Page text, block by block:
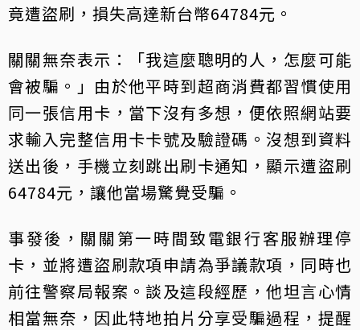
竟遭盜刷，損失高達新台幣64784元。
關關無奈表示：「我這麼聰明的人，怎麼可能
會被騙。」由於他平時到超商消費都習慣使用
同一張信用卡，當下沒有多想，便依照網站要
求輸入完整信用卡卡號及驗證碼。沒想到資料
送出後，手機立刻跳出刷卡通知，顯示遭盜刷
64784元，讓他當場驚覺受騙。
事發後，關關第一時間致電銀行客服辦理停
卡，並將遭盜刷款項申請為爭議款項，同時也
前往警察局報案。談及這段經歷，他坦言心情
相當無奈，因此特地拍片分享受騙過程，提醒